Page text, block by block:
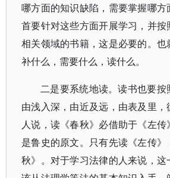
哪方面的知识缺陷，需要掌握哪
首要针对这些方面开展学习，并
相关领域的书籍，这是必要的。也
补什么，需要什么，读什么。
二是要系统地读。读书也要按
由浅入深，由近及远，由表及里
人说，读《春秋》必借助于《左传
是鲁史的原文。只有先读《左传
秋》。对于学习法律的人来说，